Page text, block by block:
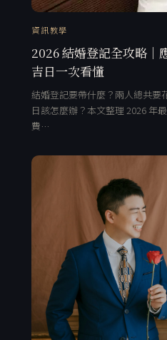
資訊教學
2026 結婚登記全攻略｜
吉日一次看懂
結婚登記要帶什麼？兩人總共要
日該怎麼辦？本文整理 2026 年
費…